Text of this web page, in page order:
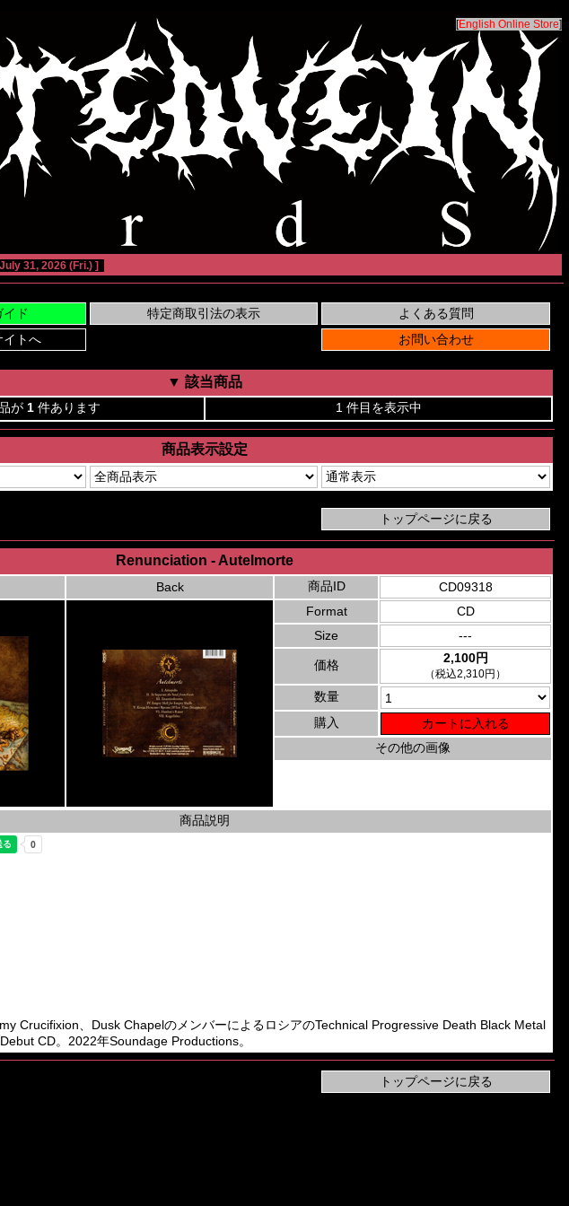
[English Online Store]
31, 2026 (Fri.) ]
▼ 該当商品
が 1 件あります 1 件目を表示中
商品表示設定
Renunciation - Autelmorte
Back 商品ID
CD09318
Format
CD
Size
---
価格 2,100円
（税込2,310円）
数量
購入
その他の画像
商品説明
Crucifixion、Dusk ChapelのメンバーによるロシアのTechnical Progressive Death Black Metal
CD。2022年Soundage Productions。